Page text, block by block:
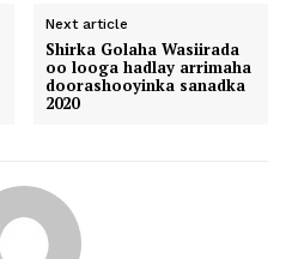
Next article
Shirka Golaha Wasiirada
oo looga hadlay arrimaha
doorashooyinka sanadka
2020